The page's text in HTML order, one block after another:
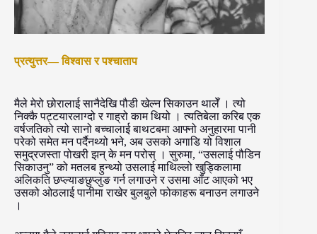
प्रत्युत्तर— विश्वास र पश्चाताप
मैले मेरो छोरालाई सानैदेखि पौडी खेल्न सिकाउन थालेँ । त्यो
निक्कै पट्टयारलाग्दो र गाह्रो काम थियो । त्यतिबेला करिब एक
वर्षजतिको त्यो सानो बच्चालाई बाथटबमा आफ्नो अनुहारमा पानी
परेको समेत मन पर्दैनथ्यो भने, अब उसको अगाडि यो विशाल
समुद्रजस्ता पोखरी झन् के मन परोस् । सुरुमा, “उसलाई पौडिन
सिकाउनु” को मतलब हुन्थ्यो उसलाई माथिल्लो खुड्किलामा
अलिकति छप्ल्याङछुप्लुङ गर्न लगाउने र उसमा आँट आएको भए
उसको ओठलाई पानीमा राखेर बुलबुले फोकाहरू बनाउन लगाउने
।